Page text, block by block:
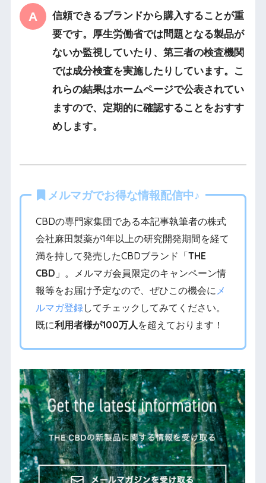
信頼できるブランドから購入することが重
要です。厚生労働省では問題となる製品が
ないか監視していたり、第三者の検査機関
では成分検査を実施したりしています。こ
れらの結果はホームページで公表されてい
ますので、定期的に確認することをおすす
めします。
メルマガでお得な情報配信中♪
CBDの専門家集団である本記事執筆者の株式
会社麻田製薬が1年以上の研究開発期間を経て
満を持して発売したCBDブランド「THE
CBD 」。メルマガ会員限定のキャンペーン情
報等をお届け予定なので、ぜひこの機会にメ
ルマガ登録してチェックしてみてください。
既に利用者様が100万人を超えております！